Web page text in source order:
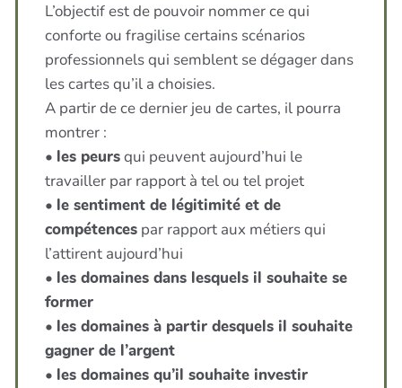
L’objectif est de pouvoir nommer ce qui
conforte ou fragilise certains scénarios
professionnels qui semblent se dégager dans
les cartes qu’il a choisies.
A partir de ce dernier jeu de cartes, il pourra
montrer :
• les peursqui peuvent aujourd’hui le
travailler par rapport à tel ou tel projet
• le sentiment de légitimité et de
compétencespar rapport aux métiers qui
l’attirent aujourd’hui
• les domaines dans lesquels il souhaite se
former
• les domaines à partir desquels il souhaite
gagner de l’argent
• les domaines qu’il souhaite investir